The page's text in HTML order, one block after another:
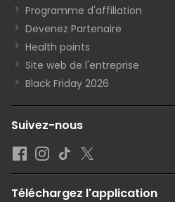
Programme d'affiliation
Devenez Partenaire
Health points
Site web de l'entreprise
Black Friday 2026
Suivez-nous
Téléchargez l'application